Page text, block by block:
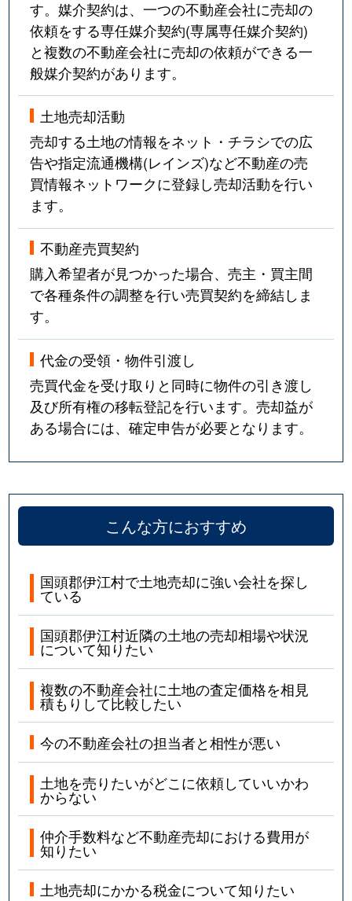
す。媒介契約は、一つの不動産会社に売却の
依頼をする専任媒介契約(専属専任媒介契約)
と複数の不動産会社に売却の依頼ができる一
般媒介契約があります。
土地売却活動
売却する土地の情報をネット・チラシでの広
告や指定流通機構(レインズ)など不動産の売
買情報ネットワークに登録し売却活動を行い
ます。
不動産売買契約
購入希望者が見つかった場合、売主・買主間
で各種条件の調整を行い売買契約を締結しま
す。
代金の受領・物件引渡し
売買代金を受け取りと同時に物件の引き渡し
及び所有権の移転登記を行います。売却益が
ある場合には、確定申告が必要となります。
こんな方におすすめ
国頭郡伊江村で土地売却に強い会社を探し
ている
国頭郡伊江村近隣の土地の売却相場や状況
について知りたい
複数の不動産会社に土地の査定価格を相見
積もりして比較したい
今の不動産会社の担当者と相性が悪い
土地を売りたいがどこに依頼していいかわ
からない
仲介手数料など不動産売却における費用が
知りたい
土地売却にかかる税金について知りたい